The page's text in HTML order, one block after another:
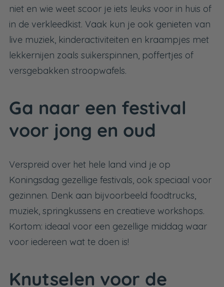
niet en wie weet scoor je iets leuks voor in huis of
in de verkleedkist. Vaak kun je ook genieten van
live muziek, kinderactiviteiten en kraampjes met
lekkernijen zoals suikerspinnen, poffertjes of
versgebakken stroopwafels.
Ga naar een festival
voor jong en oud
Verspreid over het hele land vind je op
Koningsdag gezellige festivals, ook speciaal voor
gezinnen. Denk aan bijvoorbeeld foodtrucks,
muziek, springkussens en creatieve workshops.
Kortom: ideaal voor een gezellige middag waar
voor iedereen wat te doen is!
Knutselen voor de